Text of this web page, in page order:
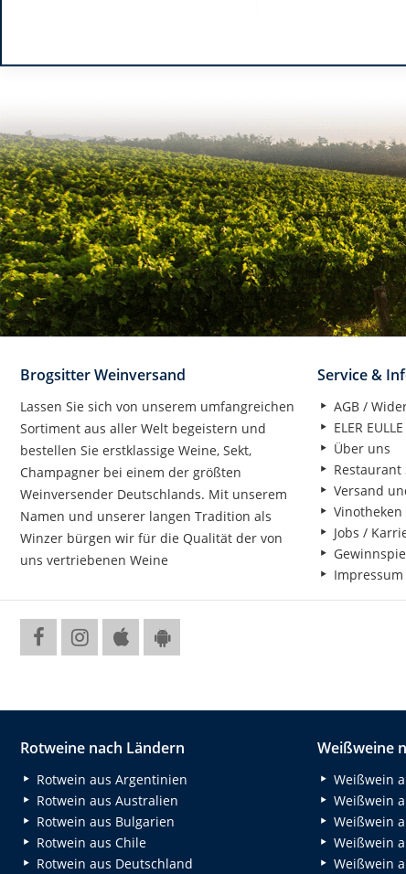
Brogsitter Weinversand
Lassen Sie sich von unserem umfangreichen
Sortiment aus aller Welt begeistern und
bestellen Sie erstklassige Weine, Sekt,
Champagner bei einem der größten
Weinversender Deutschlands. Mit unserem
Namen und unserer langen Tradition als
Winzer bürgen wir für die Qualität der von
uns vertriebenen Weine
Service &
AGB /
ELER
Über uns
Restaurant
Versand
Vinotheken
Jobs /
Impressum
Rotweine nach Ländern
Rotwein aus Argentinien
Rotwein aus Australien
Rotwein aus Bulgarien
Rotwein aus Chile
Rotwein aus Deutschland
Weißweine
Weißwein
Weißwein
Weißwein
Weißwein
Weißwein